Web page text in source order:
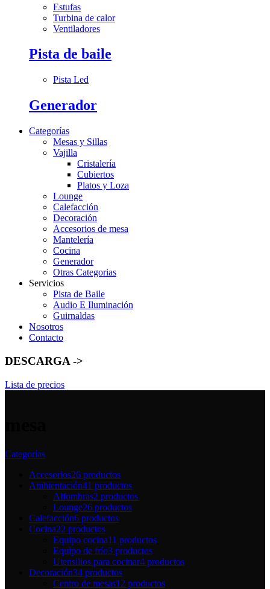
Estufas
Turbina de calor
Ventiladores
Pista de baile
Pista Led
Generador
Categorías
Mesas y Sillas
Vajilla
Cristalería
Cubiertos
Platos y Loza
Lounge
Calefacción
Decoración
Accesorios de mesa
Mantelería
Cocina
Generador
Otras Categorias
Servicios
Pista de Baile
Audio E Iluminación
Guirnaldas
Nosotros
Contacto
DESCARGA ->
Lista de precios
Categorías
Accesorios26 productos
Ambientación41 productos
Alfombras2 productos
Lounge26 productos
Calefacción6 productos
Cocina22 productos
Equipo cocina11 productos
Equipo de frío3 productos
Utensilios para cocinar4 productos
Decoración34 productos
Centro de mesas12 productos